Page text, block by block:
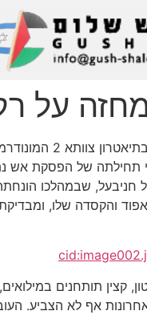
על רקע
של הפסקת אש
חניבעל, שבמהלכו
והקסדה שלו,
קצין תותחנים